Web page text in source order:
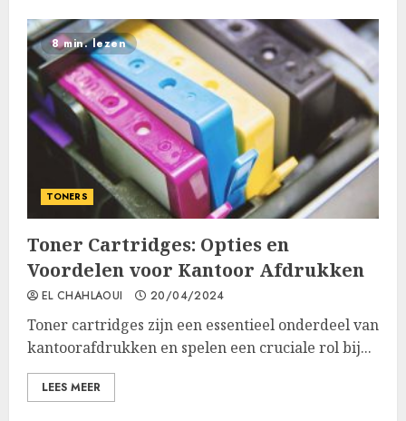
8 min. lezen
TONERS
Toner Cartridges: Opties en
Voordelen voor Kantoor Afdrukken
EL CHAHLAOUI 20/04/2024
Toner cartridges zijn een essentieel onderdeel van
kantoorafdrukken en spelen een cruciale rol bij...
LEES MEER